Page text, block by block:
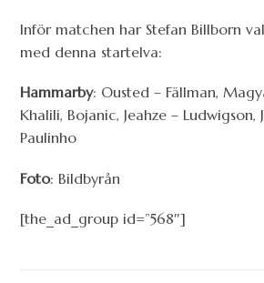
Inför matchen har Stefan Billborn
med denna startelva:
Hammarby: Ousted – Fällman,
Khalili, Bojanic, Jeahze – Ludwigson,
Paulinho
Foto: Bildbyrån
[the_ad_group id=”568″]